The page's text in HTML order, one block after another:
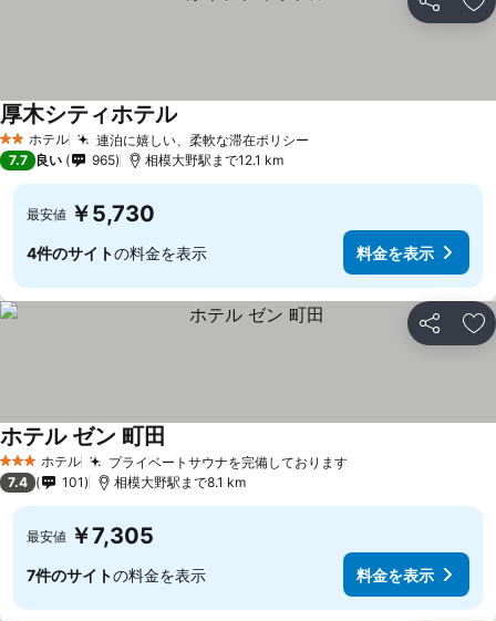
シェア お
2 ホテルのランク
ホテル 連泊に嬉しい、柔軟な滞在ポリシー
厚木シティホテル
7.7 良い 965 相模大野駅まで12.1 km
最安値 ￥5,730
4件のサイトの料金を表示 料金を表示
シェア お
3 ホテルのランク
ホテル プライベートサウナを完備しております
ホテル ゼン 町田
7.4 101 相模大野駅まで8.1 km
最安値 ￥7,305
7件のサイトの料金を表示 料金を表示